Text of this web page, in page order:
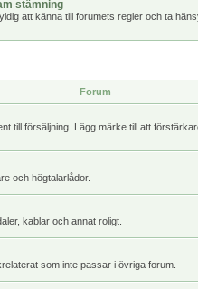
stämning
att känna till forumets regler och ta
Forum
till försäljning. Lägg märke till att
och högtalarlådor.
kablar och annat roligt.
som inte passar i övriga forum.